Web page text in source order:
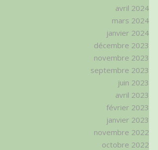
avril 2024
mars 2024
janvier 2024
décembre 2023
novembre 2023
septembre 2023
juin 2023
avril 2023
février 2023
janvier 2023
novembre 2022
octobre 2022